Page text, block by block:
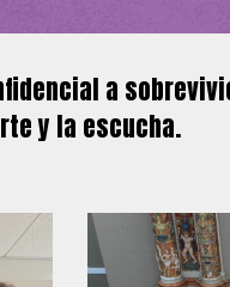
a
y la escucha.